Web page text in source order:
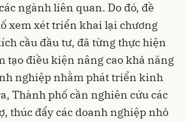
ngành liên quan. Do đó, đề
xem xét triển khai lại chương
cầu đầu tư, đã từng thực hiện
tạo điều kiện nâng cao khả năng
nghiệp nhằm phát triển kinh
Thành phố cần nghiên cứu các
thúc đẩy các doanh nghiệp nhỏ